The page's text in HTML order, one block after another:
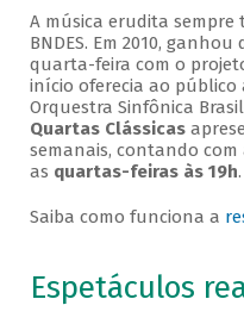
A música erudita
BNDES. Em 2010,
quarta-feira com o
início oferecia ao
Orquestra Sinfônica
Quartas Clássicas
semanais, contando
as quartas-feiras às 19h.
Saiba como funciona a
Espetáculos